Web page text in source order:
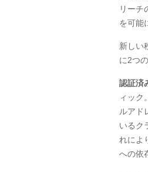
リーチ
を可能
新しい
に2つ
認証済
ィック
ルアド
いるク
れによ
への依